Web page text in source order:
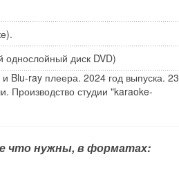
однослойный диск DVD)
Blu-ray плеера. 2024 год выпуска. 23
Производство студии "karaoke-
что нужны, в форматах: